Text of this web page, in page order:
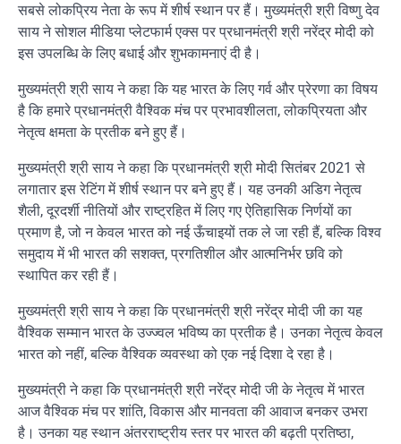
सबसे लोकप्रिय नेता के रूप में शीर्ष स्थान पर हैं। मुख्यमंत्री श्री विष्णु देव
साय ने सोशल मीडिया प्लेटफार्म एक्स पर प्रधानमंत्री श्री नरेंद्र मोदी को
इस उपलब्धि के लिए बधाई और शुभकामनाएं दी है।
मुख्यमंत्री श्री साय ने कहा कि यह भारत के लिए गर्व और प्रेरणा का विषय
है कि हमारे प्रधानमंत्री वैश्विक मंच पर प्रभावशीलता, लोकप्रियता और
नेतृत्व क्षमता के प्रतीक बने हुए हैं।
मुख्यमंत्री श्री साय ने कहा कि प्रधानमंत्री श्री मोदी सितंबर 2021 से
लगातार इस रेटिंग में शीर्ष स्थान पर बने हुए हैं। यह उनकी अडिग नेतृत्व
शैली, दूरदर्शी नीतियों और राष्ट्रहित में लिए गए ऐतिहासिक निर्णयों का
प्रमाण है, जो न केवल भारत को नई ऊँचाइयों तक ले जा रही हैं, बल्कि विश्व
समुदाय में भी भारत की सशक्त, प्रगतिशील और आत्मनिर्भर छवि को
स्थापित कर रही हैं।
मुख्यमंत्री श्री साय ने कहा कि प्रधानमंत्री श्री नरेंद्र मोदी जी का यह
वैश्विक सम्मान भारत के उज्ज्वल भविष्य का प्रतीक है। उनका नेतृत्व केवल
भारत को नहीं, बल्कि वैश्विक व्यवस्था को एक नई दिशा दे रहा है।
मुख्यमंत्री ने कहा कि प्रधानमंत्री श्री नरेंद्र मोदी जी के नेतृत्व में भारत
आज वैश्विक मंच पर शांति, विकास और मानवता की आवाज बनकर उभरा
है। उनका यह स्थान अंतरराष्ट्रीय स्तर पर भारत की बढ़ती प्रतिष्ठा,